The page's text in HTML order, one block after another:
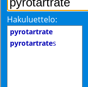
Hakuluettelo:
pyrotartrate
pyrotartrates